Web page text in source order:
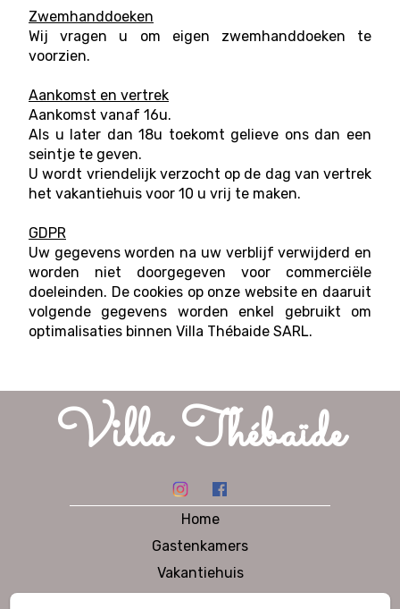
Zwemhanddoeken
Wij vragen u om eigen zwemhanddoeken te
voorzien.
Aankomst en vertrek
Aankomst vanaf 16u.
Als u later dan 18u toekomt gelieve ons dan een
seintje te geven.
U wordt vriendelijk verzocht op de dag van vertrek
het vakantiehuis voor 10 u vrij te maken.
GDPR
Uw gegevens worden na uw verblijf verwijderd en
worden niet doorgegeven voor commerciële
doeleinden. De cookies op onze website en daaruit
volgende gegevens worden enkel gebruikt om
optimalisaties binnen Villa Thébaide SARL.
Villa Thébaïde
Home
Gastenkamers
Vakantiehuis